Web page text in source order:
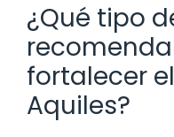
¿Qué tipo
fortalecer
Aquiles?